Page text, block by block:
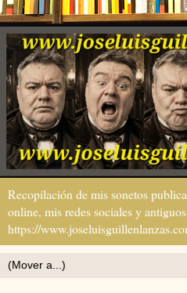
Recopilación de mis sonetos
online, mis redes sociales y
https://